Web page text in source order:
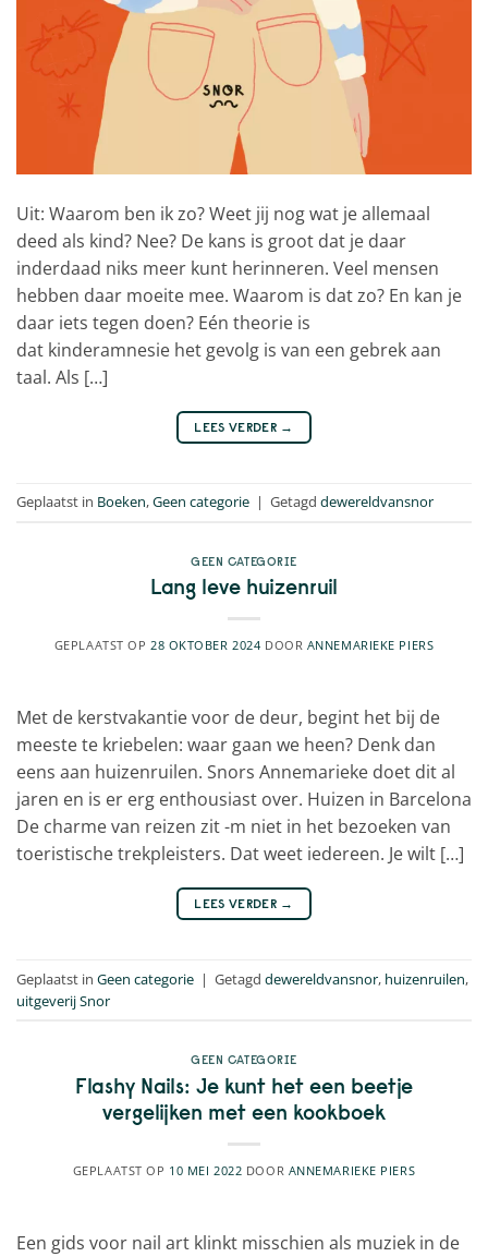
Uit: Waarom ben ik zo? Weet jij nog wat je allemaal
deed als kind? Nee? De kans is groot dat je daar
inderdaad niks meer kunt herinneren. Veel mensen
hebben daar moeite mee. Waarom is dat zo? En kan je
daar iets tegen doen? Eén theorie is
dat kinderamnesie het gevolg is van een gebrek aan
taal. Als […]
LEES VERDER →
Geplaatst in Boeken,Geen categorie | Getagd dewereldvansnor
GEEN CATEGORIE
Lang leve huizenruil
GEPLAATST OP 28 OKTOBER 2024 DOOR ANNEMARIEKE PIERS
Met de kerstvakantie voor de deur, begint het bij de
meeste te kriebelen: waar gaan we heen? Denk dan
eens aan huizenruilen. Snors Annemarieke doet dit al
jaren en is er erg enthousiast over. Huizen in Barcelona
De charme van reizen zit -m niet in het bezoeken van
toeristische trekpleisters. Dat weet iedereen. Je wilt […]
LEES VERDER →
Geplaatst in Geen categorie | Getagd dewereldvansnor, huizenruilen,
uitgeverij Snor
GEEN CATEGORIE
Flashy Nails: Je kunt het een beetje
vergelijken met een kookboek
GEPLAATST OP 10 MEI 2022 DOOR ANNEMARIEKE PIERS
Een gids voor nail art klinkt misschien als muziek in de